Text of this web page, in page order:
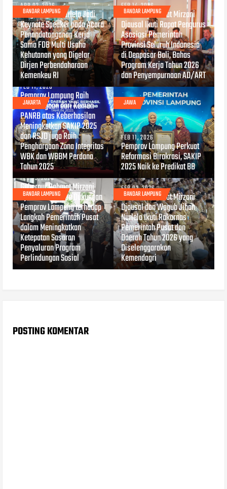
BANDAR LAMPUNG
APR 02, 2026
Wagub Jihan Nurlela Jadi
Keynote Speaker pada Acara
Penandatanganan Kerja
Sama FDB Multi Usaha
Kehutanan yang Digelar
Dirjen Perbendaharaan
Kemenkeu RI
BANDAR LAMPUNG
FEB 14, 2026
Gubernur Rahmat Mirzani
Djausal Ikuti Rapat Pengurus
Asosiasi Pemerintah
Provinsi Seluruh Indonesia
di Denpasar Bali, Bahas
Program Kerja Tahun 2026
dan Penyempurnaan AD/ART
JAKARTA
FEB 11, 2026
Pemprov Lampung Raih
Penghargaan dari Kemen
PANRB atas Keberhasilan
Meningkatkan SAKIP 2025
dan RSJD juga Raih
Penghargaan Zona Integritas
WBK dan WBBM Perdana
Tahun 2025
JAWA
FEB 11, 2026
Pemprov Lampung Perkuat
Reformasi Birokrasi, SAKIP
2025 Naik ke Predikat BB
BANDAR LAMPUNG
FEB 03, 2026
Gubernur Rahmat Mirzani
Djausal Tegaskan Dukungan
Pemprov Lampung terhadap
Langkah Pemerintah Pusat
dalam Meningkatkan
Ketepatan Sasaran
Penyaluran Program
Perlindungan Sosial
BANDAR LAMPUNG
FEB 02, 2026
Gubernur Rahmat Mirzani
Djausal dan Wagub Jihan
Nurlela Ikuti Rakornas
Pemerintah Pusat dan
Daerah Tahun 2026 yang
Diselenggarakan
Kemendagri
POSTING KOMENTAR